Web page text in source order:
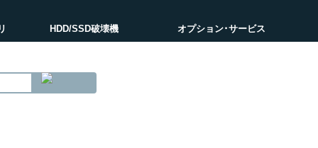
HDD/SSD破壊機 オプション･サービス